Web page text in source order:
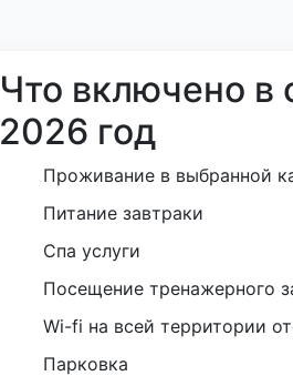
Что включено в
2026 год
Проживание в выбранной
Питание завтраки
Спа услуги
Посещение тренажерного
Wi-fi на всей территории
Парковка